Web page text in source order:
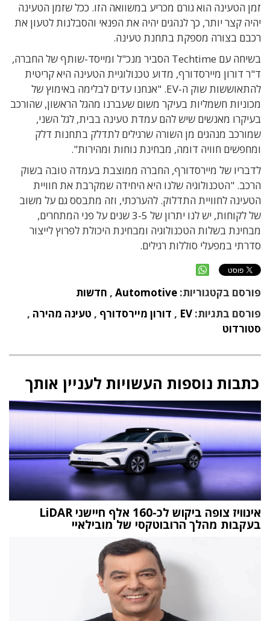
זמן הטעינה הוא גורם מכריע במשוואה הזו. ככל שזמן הטעינה
יהיה קצר יותר, כך לנהגים יהיה את הפנאי והסבלנות לטעון את
רכבם בצורה מספקת בתחנת טעינה.
בשיחה עם Techtime הסביר מנכ"ל ומייסד-שותף של החברה,
ד"ר דורון מיירסדורף, מדוע טכנולוגיית הטעינה היא קריטית
להתאוששות שוק ה-EV. "אנחנו עדים לבלימה באימוץ של
מכוניות חשמליות בעיקר משום שעברנו מהגל הראשון, שהורכב
בעיקרו מאנשים שיש להם עמדת טעינה בבית, לגל השני,
שמורכב מנהגים מן השורה שרגילים לתדלק בתחנות דלק
ומחפשים חוויה דומה, מבחינת נוחות ומהירות".
לדבריו של מיירסדורף, החברה ממוצבת בעמדה טובה בשוק
הרכב. "הטכנולוגיה שלנו היא היחידה שמקרבת את חוויית
הטעינה לחוויית התדלוק. להערכתי, וזה מתבסס גם על משוב
של לקוחות, יש לנו יתרון של 3-5 שנים על פני המתחרים,
מבחינת בשלות הטכנולוגיה ומבחינת היכולת לפרוץ לייצור
סדרתי במפעלי סוללות רגילים.
פורסם בקטגוריות: Automotive
, חדשות
פורסם בתגיות: EV
, דורון מיירסדורף , טעינה מהירה ,
סטורדוט
כתבות נוספות העשויות לעניין אותך
אינוויז צופה ביקוש לכ-160 אלף חיישני LiDAR
בעקבות מהלך הרובוטקסי של מובילאיי